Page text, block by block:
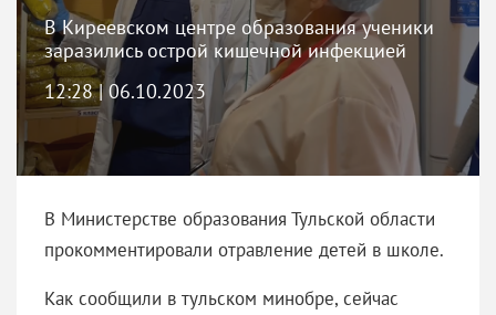
В Киреевском центре образования ученики
заразились острой кишечной инфекцией
12:28 | 06.10.2023
В Министерстве образования Тульской области
прокомментировали отравление детей в школе.
Как сообщили в тульском минобре, сейчас